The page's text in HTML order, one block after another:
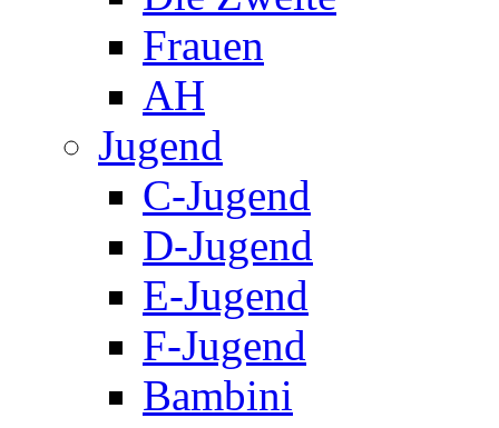
Frauen
AH
Jugend
C-Jugend
D-Jugend
E-Jugend
F-Jugend
Bambini